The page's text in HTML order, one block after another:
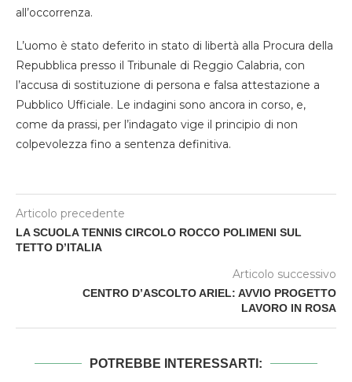
all’occorrenza.
L’uomo è stato deferito in stato di libertà alla Procura della
Repubblica presso il Tribunale di Reggio Calabria, con
l’accusa di sostituzione di persona e falsa attestazione a
Pubblico Ufficiale. Le indagini sono ancora in corso, e,
come da prassi, per l’indagato vige il principio di non
colpevolezza fino a sentenza definitiva.
Articolo precedente
LA SCUOLA TENNIS CIRCOLO ROCCO POLIMENI SUL
TETTO D’ITALIA
Articolo successivo
CENTRO D’ASCOLTO ARIEL: AVVIO PROGETTO
LAVORO IN ROSA
POTREBBE INTERESSARTI: